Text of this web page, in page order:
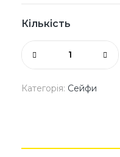
Кількість
Категорія: Сейфи